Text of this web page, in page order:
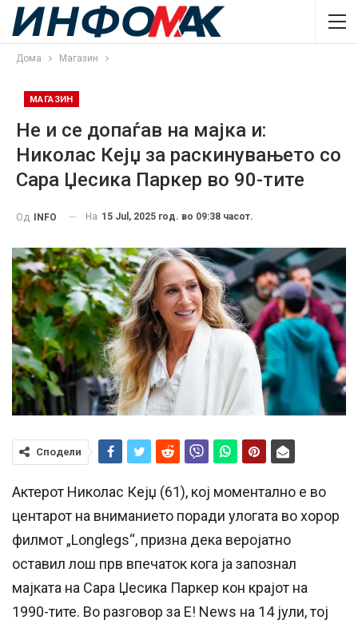
Дома Магазин
МАГАЗИН
Не и се допаѓав на мајка и:
Николас Кејџ за раскинувањето со
Сара Џесика Паркер во 90-тите
Од INFO На 15 Jul, 2025 год. во 09:38 часот.
Сподели
Актерот Николас Кејџ (61), кој моментално е во
центарот на вниманието поради улогата во хорор
филмот „Longlegs“, призна дека веројатно
оставил лош прв впечаток кога ја запознал
мајката на Сара Џесика Паркер кон крајот на
1990-тите. Во разговор за E! News на 14 јули, тој